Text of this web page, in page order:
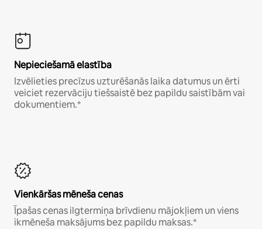
Nepieciešamā elastība
Izvēlieties precīzus uzturēšanās laika datumus un ērti
veiciet rezervāciju tiešsaistē bez papildu saistībām vai
dokumentiem.*
Vienkāršas mēneša cenas
Īpašas cenas ilgtermiņa brīvdienu mājokļiem un viens
ikmēneša maksājums bez papildu maksas.*